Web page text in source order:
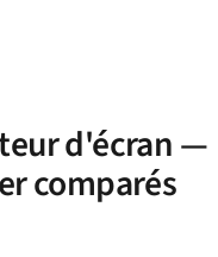
d'écran —
comparés